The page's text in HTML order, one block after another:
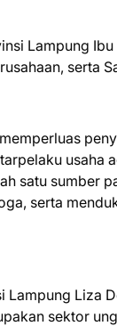
Lampung
serta
satu sumber
serta
Lampung Liza
sektor